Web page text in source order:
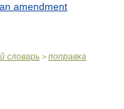
amendment
словарь > поправка